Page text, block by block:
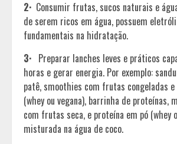
2· Consumir frutas, sucos naturais e
de serem ricos em água, possuem
fundamentais na hidratação.
3· Preparar lanches leves e práticos
horas e gerar energia. Por exemplo:
patê, smoothies com frutas congeladas
(whey ou vegana), barrinha de proteínas,
com frutas seca, e proteína em pó (whey
misturada na água de coco.